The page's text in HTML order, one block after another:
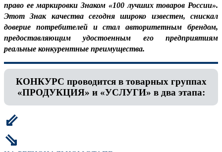
право ее маркировки Знаком «100 лучших товаров России».
Этот Знак качества сегодня широко известен, снискал
доверие потребителей и стал авторитетным брендом,
предоставляющим удостоенным его предприятиям
реальные конкурентные преимущества.
КОНКУРС проводится в товарных группах
«ПРОДУКЦИЯ» и «УСЛУГИ» в два этапа:
⇙
⇘